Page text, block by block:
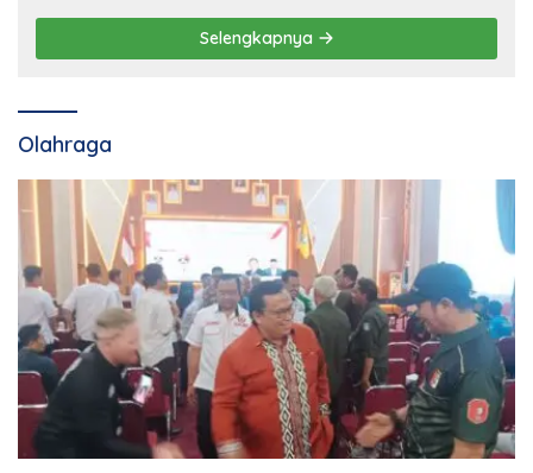
Selengkapnya
Olahraga